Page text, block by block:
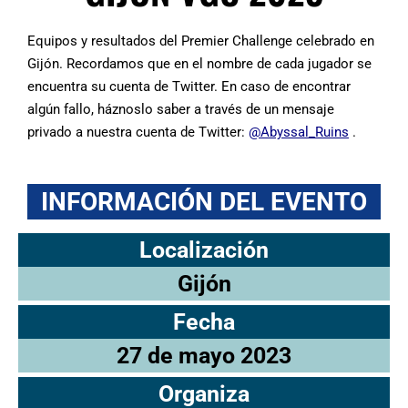
Equipos y resultados del Premier Challenge celebrado en
Gijón. Recordamos que en el nombre de cada jugador se
encuentra su cuenta de Twitter. En caso de encontrar
algún fallo, háznoslo saber a través de un mensaje
privado a nuestra cuenta de Twitter: @Abyssal_Ruins .
INFORMACIÓN DEL EVENTO
Localización
Gijón
Fecha
27 de mayo 2023
Organiza